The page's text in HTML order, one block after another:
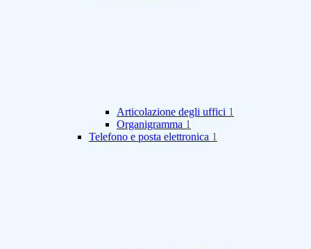
Articolazione degli uffici 1
Organigramma 1
Telefono e posta elettronica 1